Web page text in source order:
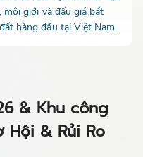
giới và đấu giá bất
hàng đầu tại Việt Nam.
& Khu công
Hội & Rủi Ro